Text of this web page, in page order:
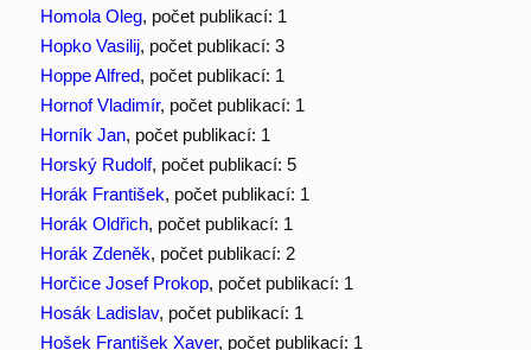
Homola Oleg, počet publikací: 1
Hopko Vasilij, počet publikací: 3
Hoppe Alfred, počet publikací: 1
Hornof Vladimír, počet publikací: 1
Horník Jan, počet publikací: 1
Horský Rudolf, počet publikací: 5
Horák František, počet publikací: 1
Horák Oldřich, počet publikací: 1
Horák Zdeněk, počet publikací: 2
Horčice Josef Prokop, počet publikací: 1
Hosák Ladislav, počet publikací: 1
Hošek František Xaver, počet publikací: 1